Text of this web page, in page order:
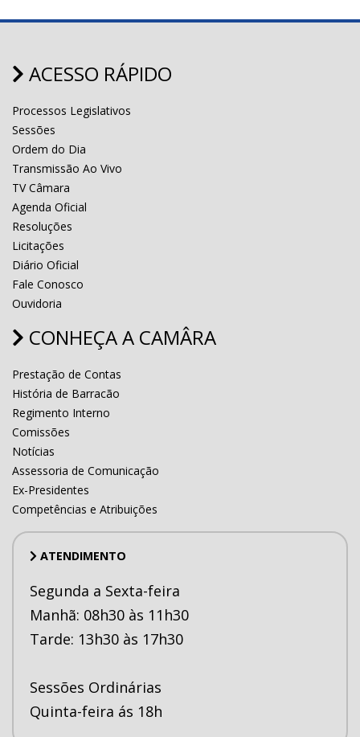
ACESSO RÁPIDO
Processos Legislativos
Sessões
Ordem do Dia
Transmissão Ao Vivo
TV Câmara
Agenda Oficial
Resoluções
Licitações
Diário Oficial
Fale Conosco
Ouvidoria
CONHEÇA A CAMÂRA
Prestação de Contas
História de Barracão
Regimento Interno
Comissões
Notícias
Assessoria de Comunicação
Ex-Presidentes
Competências e Atribuições
ATENDIMENTO
Segunda a Sexta-feira
Manhã: 08h30 às 11h30
Tarde: 13h30 às 17h30
Sessões Ordinárias
Quinta-feira ás 18h